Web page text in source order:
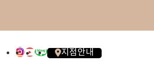
지점안내